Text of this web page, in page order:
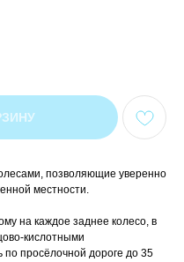
позволяющие уверенно
местности.
на каждое заднее колесо, в
кислотными
по просёлочной дороге до 35